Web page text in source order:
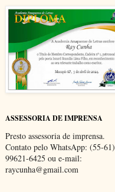
ASSESSORIA DE IMPRENSA
Presto assessoria de imprensa.
Contato pelo WhatsApp: (55-61)
99621-6425 ou e-mail:
raycunha@gmail.com